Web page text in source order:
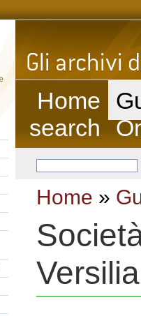
Home
search
Home »
Versilia